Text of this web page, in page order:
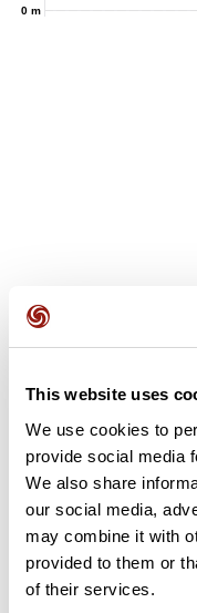
This website uses
We use cookies to
provide social media
We also share
our social media,
may combine it with
provided to them or
of their services.
0 m
Soyez le